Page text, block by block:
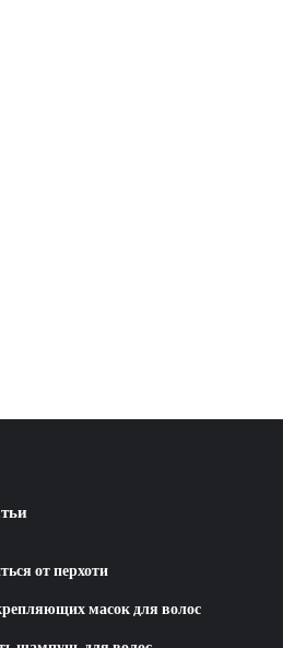
от перхоти
масок для волос